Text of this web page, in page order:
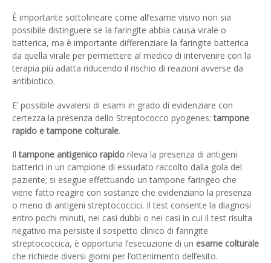
È importante sottolineare come all’esame visivo non sia
possibile distinguere se la faringite abbia causa virale o
batterica, ma è importante differenziare la faringite batterica
da quella virale per permettere al medico di intervenire con la
terapia più adatta riducendo il rischio di reazioni avverse da
antibiotico.
E’ possibile avvalersi di esami in grado di evidenziare con
certezza la presenza dello Streptococco pyogenes:tampone
rapido e tampone colturale.
Il tampone antigenico rapido rileva la presenza di antigeni
batterici in un campione di essudato raccolto dalla gola del
paziente; si esegue effettuando un tampone faringeo che
viene fatto reagire con sostanze che evidenziano la presenza
o meno di antigeni streptococcici. Il test consente la diagnosi
entro pochi minuti, nei casi dubbi o nei casi in cui il test risulta
negativo ma persiste il sospetto clinico di faringite
streptococcica, è opportuna l’esecuzione di un esame colturale
che richiede diversi giorni per l’ottenimento dell’esito.